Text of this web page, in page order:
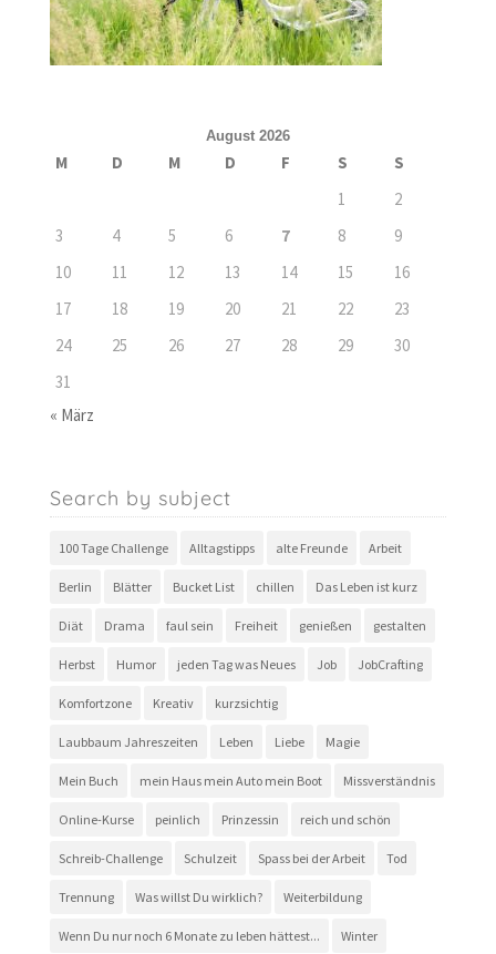
August 2026
M D M D F S
S
1
2
3
4 5 6 7 8
9
10
11 12 13 14 15
16
17
18 19 20 21 22
23
24
25 26 27 28 29
30
31
« März
Search by subject
100 Tage Challenge Alltagstipps alte Freunde Arbeit
Berlin Blätter Bucket List chillen Das Leben ist kurz
Diät Drama faul sein Freiheit genießen gestalten
Herbst Humor jeden Tag was Neues Job JobCrafting
Komfortzone Kreativ kurzsichtig
Laubbaum Jahreszeiten Leben Liebe Magie
Mein Buch mein Haus mein Auto mein Boot Missverständnis
Online-Kurse peinlich Prinzessin reich und schön
Schreib-Challenge Schulzeit Spass bei der Arbeit Tod
Trennung Was willst Du wirklich? Weiterbildung
Wenn Du nur noch 6 Monate zu leben hättest... Winter